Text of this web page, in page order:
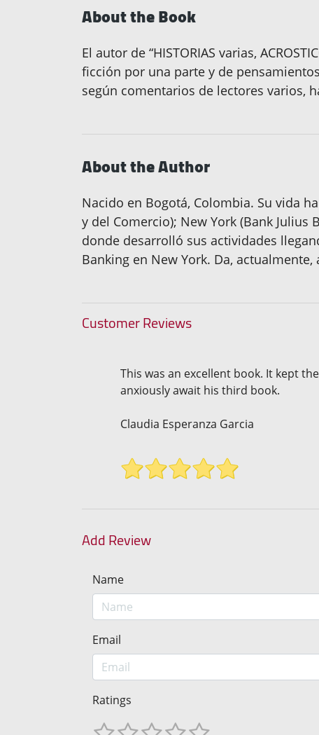
About the Book
El autor de “HISTORIAS varias,
ficción por una parte y de
según comentarios de lectores varios,
About the Author
Nacido en Bogotá, Colombia. Su vida
y del Comercio); New York (Bank
donde desarrolló sus actividades
Banking en New York. Da,
Customer Reviews
This was an excellent book. It kept
anxiously await his third book.
Claudia Esperanza Garcia
Add Review
Name
Email
Ratings